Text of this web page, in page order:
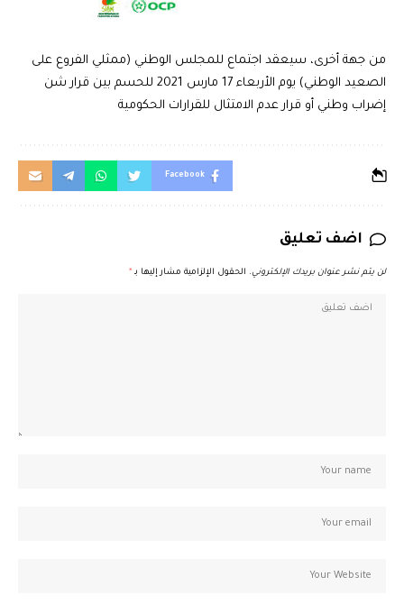
من جهة أخرى، سيعقد اجتماع للمجلس الوطني (ممثلي الفروع على
الصعيد الوطني) يوم الأربعاء 17 مارس 2021 للحسم بين قرار شن
إضراب وطني أو قرار عدم الامتثال للقرارات الحكومية
Facebook
اضف تعليق
لن يتم نشر عنوان بريدك الإلكتروني. الحقول الإلزامية مشار إليها بـ *